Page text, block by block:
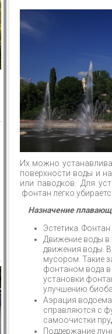
Их можно
поверхности воды и
или паводков. Для
фонтан легко
Назначение
Эстетика.
Движение воды в
движения воды.
мусором. Такие
фонтаном вода в
установки
улучшению
Аэрация
справляются с
самоочистки
Поддержание